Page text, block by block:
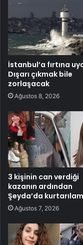
İstanbul’a fırtına
Dışarı çıkmak bile
zorlaşacak
Ağustos 8, 2026
3 kişinin can verdiği
kazanın ardından
Şeyda’da
Ağustos 7, 2026